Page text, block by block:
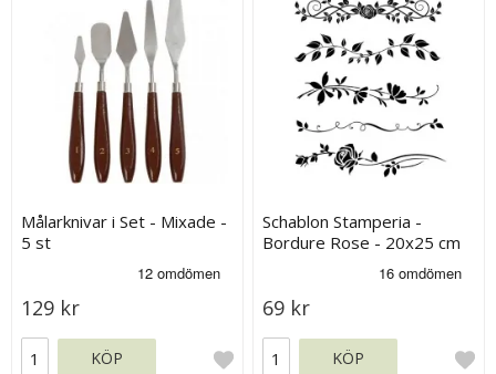
Målarknivar i Set - Mixade -
5 st
129 kr
KÖP
Schablon Stamperia -
Bordure Rose - 20x25 cm
69 kr
KÖP